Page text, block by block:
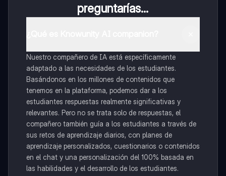
preguntarías...
Nuestro compañero de IA está específicamente
adaptado a las necesidades de los estudiantes.
Basándonos en los millones de contenidos que
tenemos en la plataforma, podemos dar a los
estudiantes respuestas realmente significativas y
relevantes. Pero no se trata solo de respuestas, el
compañero también guía a los estudiantes a través de
sus retos de aprendizaje diarios, con planes de
aprendizaje personalizados, cuestionarios o contenidos
en el chat y una personalización del 100% basada en
las habilidades y el desarrollo de los estudiantes.